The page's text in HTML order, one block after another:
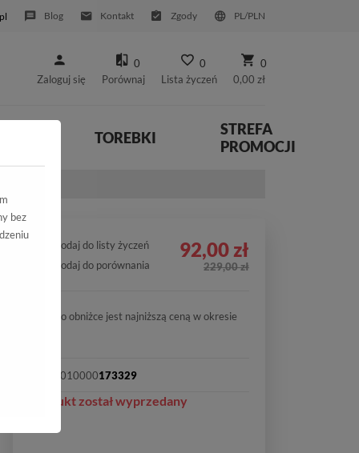
Blog Kontakt Zgody PL/PLN
Zaloguj się
0
Porównaj
0
Lista życzeń
0
0,00 zł
TOREBKI
STREFA
PROMOCJI
Dodaj do listy życzeń
Dodaj do porównania
92,00 zł
229,00 zł
Cena po obniżce jest najniższą ceną w okresie
2010000173329
Produkt został wyprzedany
bez